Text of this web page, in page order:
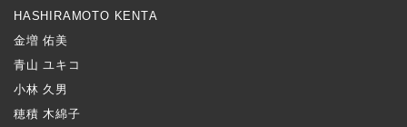
HASHIRAMOTO KENTA
金増 佑美
青山 ユキコ
小林 久男
穂積 木綿子